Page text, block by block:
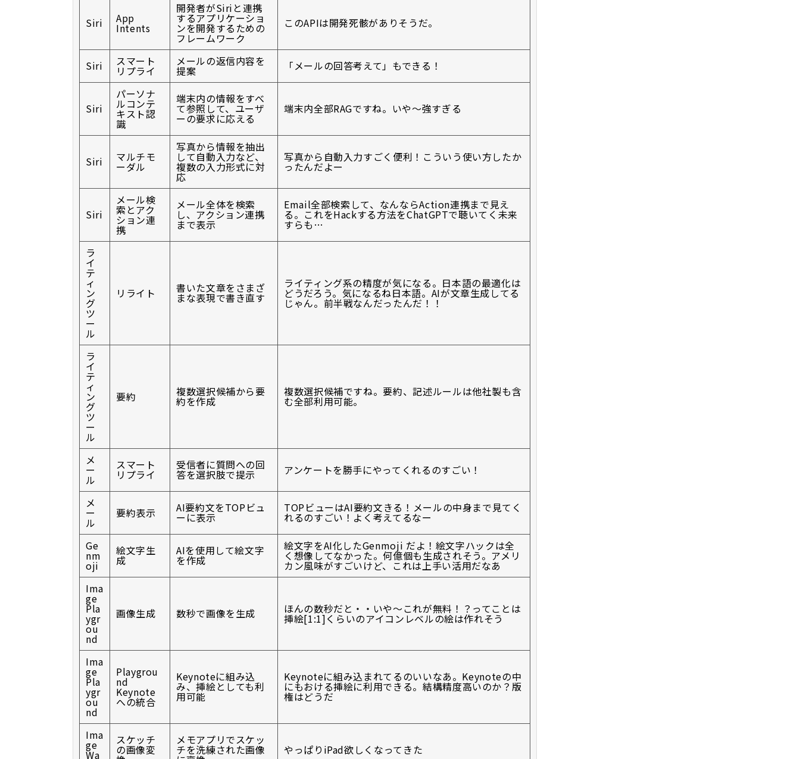
Siri App
Intents
開発者がSiriと連携
するアプリケーショ
ンを開発するための
フレームワーク
このAPIは開発死骸がありそうだ。
Siri スマート
リプライ
メールの返信内容を
提案 「メールの回答考えて」もできる！
Siri
パーソナ
ルコンテ
キスト認
識
端末内の情報をすべ
て参照して、ユーザ
ーの要求に応える
端末内全部RAGですね。いや〜強すぎる
Siri マルチモ
ーダル
写真から情報を抽出
して自動入力など、
複数の入力形式に対
応
写真から自動入力すごく便利！こういう使い方したか
ったんだよー
Siri
メール検
索とアク
ション連
携
メール全体を検索
し、アクション連携
まで表示
Email全部検索して、なんならAction連携まで見え
る。これをHackする方法をChatGPTで聴いてく未来
すらも…
ラ
イ
テ
ィ
ン
グ
ツ
ー
ル
リライト 書いた文章をさまざ
まな表現で書き直す
ライティング系の精度が気になる。日本語の最適化は
どうだろう。気になるね日本語。AIが文章生成してる
じゃん。前半戦なんだったんだ！！
ラ
イ
テ
ィ
ン
グ
ツ
ー
ル
要約 複数選択候補から要
約を作成
複数選択候補ですね。要約、記述ルールは他社製も含
む全部利用可能。
メ
ー
ル
スマート
リプライ
受信者に質問への回
答を選択肢で提示 アンケートを勝手にやってくれるのすごい！
メ
ー
ル
要約表示 AI要約文をTOPビュ
ーに表示
TOPビューはAI要約文きる！メールの中身まで見てく
れるのすごい！よく考えてるなー
Ge
nm
oji
絵文字生
成
AIを使用して絵文字
を作成
絵文字をAI化したGenmoji だよ！絵文字ハックは全
く想像してなかった。何億個も生成されそう。アメリ
カン風味がすごいけど、これは上手い活用だなあ
Ima
ge
Pla
ygr
ou
nd
画像生成 数秒で画像を生成 ほんの数秒だと・・いや～これが無料！？ってことは
挿絵[1:1]くらいのアイコンレベルの絵は作れそう
Ima
ge
Pla
ygr
ou
nd
Playgrou
nd
Keynote
への統合
Keynoteに組み込
み、挿絵としても利
用可能
Keynoteに組み込まれてるのいいなあ。Keynoteの中
にもおける挿絵に利用できる。結構精度高いのか？版
権はどうだ
Ima
ge
Wa
スケッチ
の画像変
メモアプリでスケッ
チを洗練された画像 やっぱりiPad欲しくなってきた